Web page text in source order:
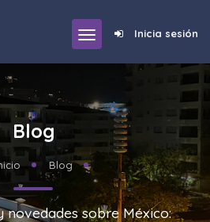
Inicia sesión
Blog
Blog
novedades sobre México: